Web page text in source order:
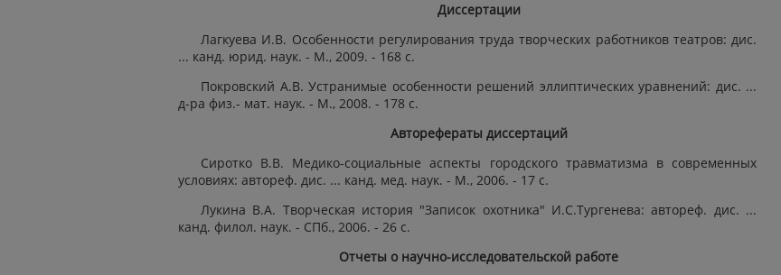
Диссертации
Лагкуева И.В. Особенности регулирования труда творческих работников театров: дис.
... канд. юрид. наук. - М., 2009. - 168 с.
Покровский А.В. Устранимые особенности решений эллиптических уравнений: дис. ...
д-ра физ.- мат. наук. - М., 2008. - 178 с.
Авторефераты диссертаций
Сиротко В.В. Медико-социальные аспекты городского травматизма в современных
условиях: автореф. дис. ... канд. мед. наук. - М., 2006. - 17 с.
Лукина В.А. Творческая история "Записок охотника" И.С.Тургенева: автореф. дис. ...
канд. филол. наук. - СПб., 2006. - 26 с.
Отчеты о научно-исследовательской работе